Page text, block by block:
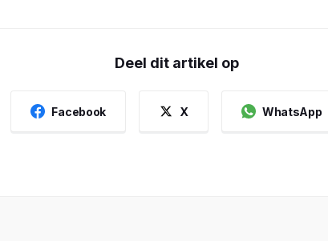
Deel dit artikel op
Facebook X WhatsApp